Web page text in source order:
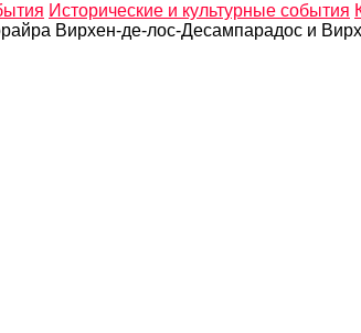
Исторические и культурные события
Вирхен-де-лос-Десампарадос и